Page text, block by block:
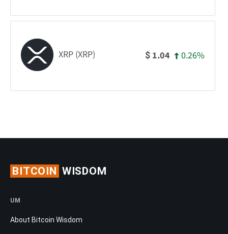
XRP (XRP) $ 1.04 0.26%
BITCOIN WISDOM
UM
About Bitcoin Wisdom